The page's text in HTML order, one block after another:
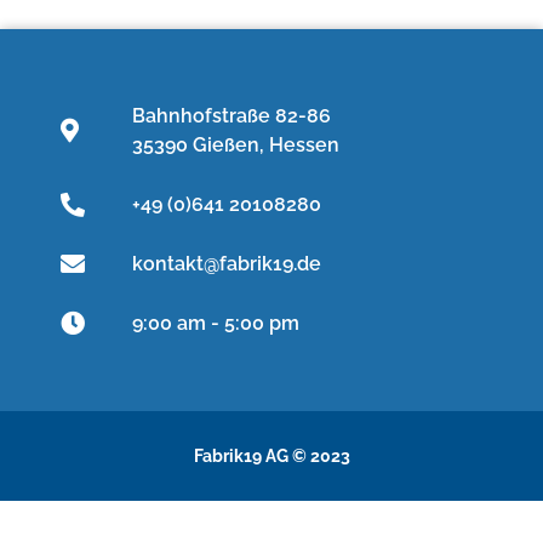
Bahnhofstraße 82-86
35390 Gießen, Hessen
+49 (0)641 20108280
kontakt@fabrik19.de
9:00 am - 5:00 pm
Fabrik19 AG © 2023